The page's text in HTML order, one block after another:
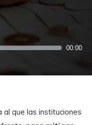
00:00
que las instituciones